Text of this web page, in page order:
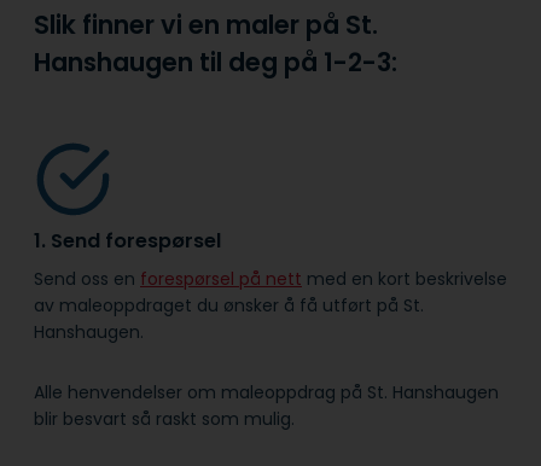
Slik finner vi en maler på St.
Hanshaugen til deg på 1-2-3:
1. Send forespørsel
Send oss en forespørsel på nett med en kort beskrivelse
av maleoppdraget du ønsker å få utført på St.
Hanshaugen.
Alle henvendelser om maleoppdrag på St. Hanshaugen
blir besvart så raskt som mulig.